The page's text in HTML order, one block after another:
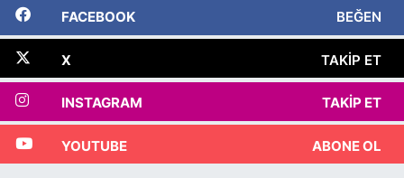
FACEBOOK BEĞEN
X TAKIP ET
INSTAGRAM TAKIP ET
YOUTUBE ABONE OL